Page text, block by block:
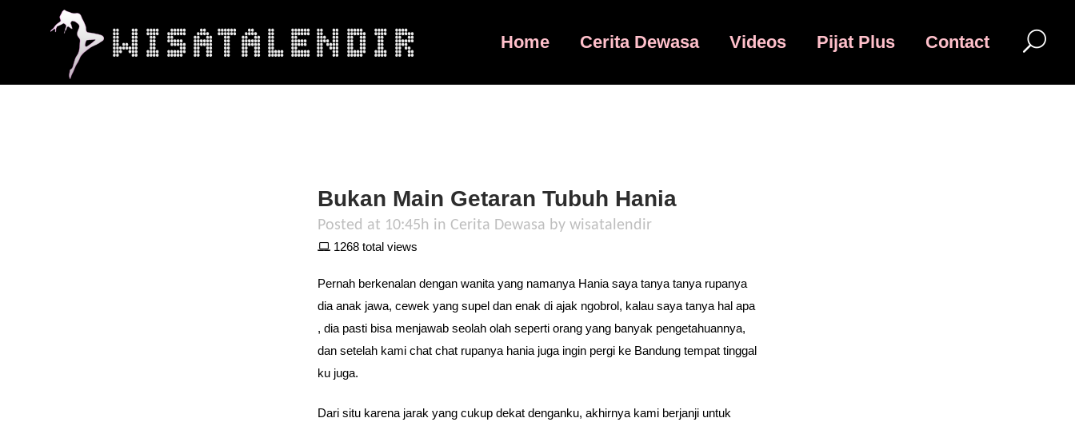
Home Cerita Dewasa Videos Pijat Plus Contact
Bukan Main Getaran Tubuh Hania
Posted at 10:45h in Cerita Dewasa by wisatalendir
1268 total views
Pernah berkenalan dengan wanita yang namanya Hania saya tanya tanya rupanya
dia anak jawa, cewek yang supel dan enak di ajak ngobrol, kalau saya tanya hal apa
, dia pasti bisa menjawab seolah olah seperti orang yang banyak pengetahuannya,
dan setelah kami chat chat rupanya hania juga ingin pergi ke Bandung tempat tinggal
ku juga.
Dari situ karena jarak yang cukup dekat denganku, akhirnya kami berjanji untuk